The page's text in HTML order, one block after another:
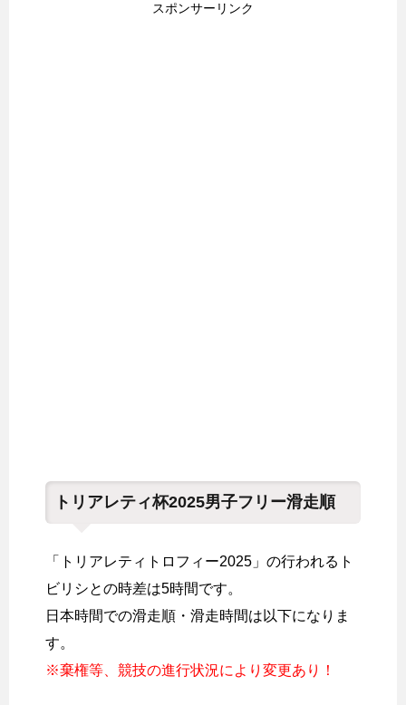
スポンサーリンク
トリアレティ杯2025男子フリー滑走順
「トリアレティトロフィー2025」の行われるト
ビリシとの時差は5時間です。
日本時間での滑走順・滑走時間は以下になりま
す。
※棄権等、競技の進行状況により変更あり！